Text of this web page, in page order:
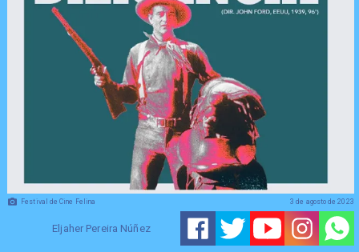
Festival de Cine Felina
Eljaher Pereira Núñez
3 de agosto de 2023